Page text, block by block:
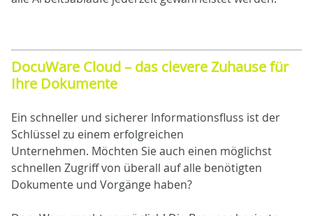
DocuWare Cloud – das clevere Zuhause für
Ihre Dokumente
Ein schneller und sicherer Informationsfluss ist der
Schlüssel zu einem erfolgreichen
Unternehmen. Möchten Sie auch einen möglichst
schnellen Zugriff von überall auf alle benötigten
Dokumente und Vorgänge haben?